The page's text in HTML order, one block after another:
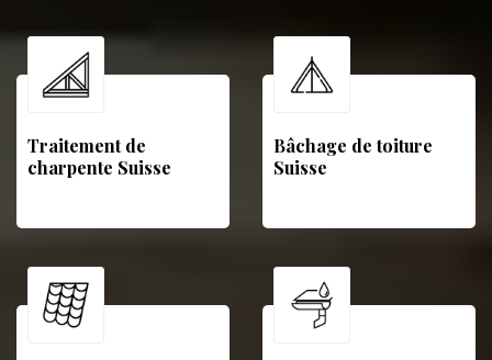
Traitement de
charpente Suisse
Bâchage de toiture
Suisse